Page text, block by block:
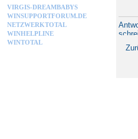
VIRGIS-DREAMBABYS
WINSUPPORTFORUM.DE
NETZWERKTOTAL
WINHELPLINE
WINTOTAL